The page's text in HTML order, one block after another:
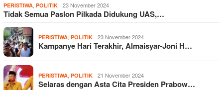
PERISTIWA POLITIK 23 November 2024
Tidak Semua Paslon Pilkada Didukung UAS,…
PERISTIWA POLITIK 23 November 2024
Kampanye Hari Terakhir, Almaisyar-Joni H…
PERISTIWA POLITIK 21 November 2024
Selaras dengan Asta Cita Presiden Prabow…